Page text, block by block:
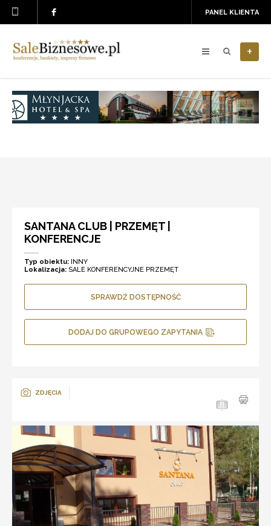
PANEL KLIENTA
+
SANTANA CLUB | PRZEMĘT |
KONFERENCJE
Typ obiektu: INNY
Lokalizacja: SALE KONFERENCYJNE PRZEMĘT
SPRAWDŹ DOSTĘPNOŚĆ
DODAJ DO GRUPOWEGO ZAPYTANIA
ZDJĘCIA